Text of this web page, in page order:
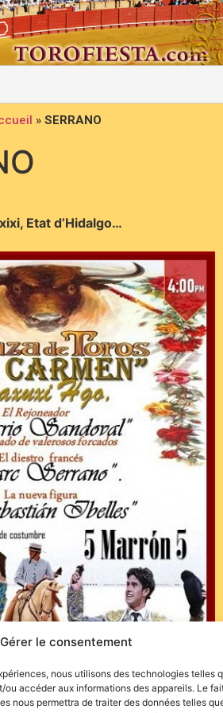
Gérer le consentement
nous utilisons des technologies telles
ou accéder aux informations des appareils. Le
nous permettra de traiter des données telles
» SERRANO
Etat d’Hidalgo…